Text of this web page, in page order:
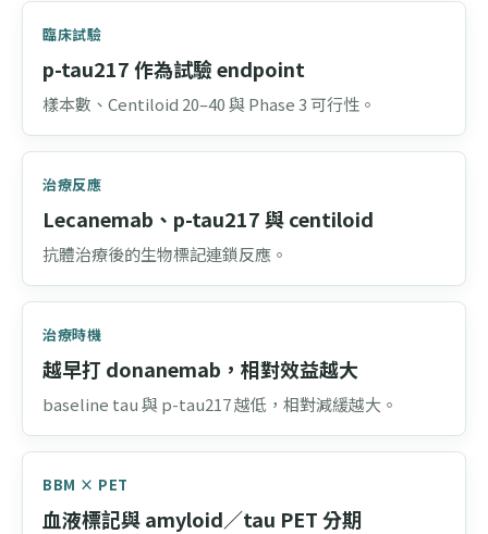
臨床試驗
p-tau217 作為試驗 endpoint
樣本數、Centiloid 20–40 與 Phase 3 可行性。
治療反應
Lecanemab、p-tau217 與 centiloid
抗體治療後的生物標記連鎖反應。
治療時機
越早打 donanemab，相對效益越大
baseline tau 與 p-tau217 越低，相對減緩越大。
BBM × PET
血液標記與 amyloid／tau PET 分期